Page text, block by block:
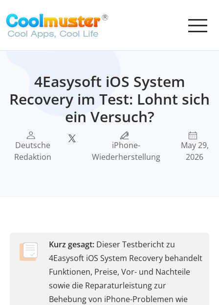
4Easysoft iOS System
Recovery im Test: Lohnt sich
ein Versuch?
Deutsche
Redaktion
iPhone-
Wiederherstellung
May 29,
2026
Kurz gesagt: Dieser Testbericht zu
4Easysoft iOS System Recovery behandelt
Funktionen, Preise, Vor- und Nachteile
sowie die Reparaturleistung zur
Behebung von iPhone-Problemen wie